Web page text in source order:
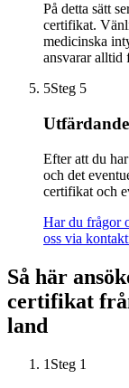
På detta sätt
certifikat.
medicinska
ansvarar alltid
5Steg 5
Efter att du
och det
certifikat och
Har du frågor
oss via
Så här
certifikat
land
1 Steg 1